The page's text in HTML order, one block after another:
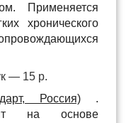
Применяется
хронического
— 15 р.
Россия) .
на основе